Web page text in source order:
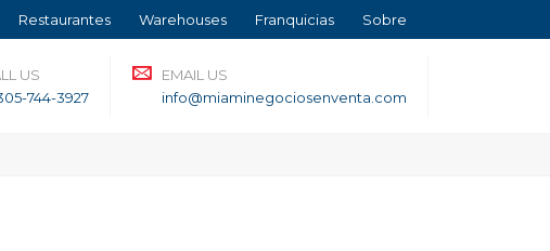
Restaurantes Warehouses Franquicias Sobre
US
744-3927
EMAIL US
info@miaminegociosenventa.com